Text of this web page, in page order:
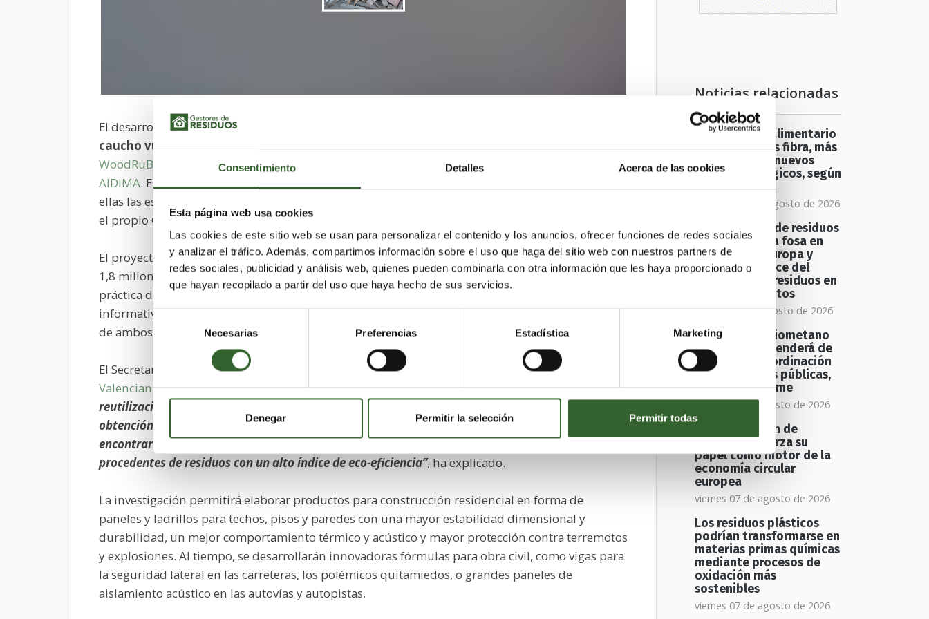
Consentimiento Detalles Acerca de las cookies
Esta página web usa cookies
Las cookies de este sitio web se usan para personalizar el contenido y los anuncios, ofrecer funciones de redes sociales
y analizar el tráfico. Además, compartimos información sobre el uso que haga del sitio web con nuestros partners de
redes sociales, publicidad y análisis web, quienes pueden combinarla con otra información que les haya proporcionado o
que hayan recopilado a partir del uso que haya hecho de sus servicios.
Selección
consentimiento
Necesarias Preferencias Estadística Marketing
Denegar Permitir la selección Permitir todas
El desarrollo demateriales innovadore
caucho vulcanizado procedentes de los neumáticoses el principal objetivo del proyectoLife
WoodRuB coordinado por el Instituto Tecnológico del Mueble, Madera, Embalaje y Afines,
AIDIMA. Esta investigación reúne a diez entidades y empresas de siete países europeos, entre
ellas las españolas
el propio Centro Tecnológico AIDIMA.
El proyecto, financiado por la Dirección General de Medio Ambiente de la Comisión Europea con
1,8 millones, tiene una duración de 3 años divididos en ocho acciones directas para la puesta en
práctica de los objetivos de la investigación, que incluyen la elaboración de un compendio
informativo sobre las actuales tecnologías y procesos industriales de recuperación de los restos
de ambos productos, y el volumen de residuos, gestión y actual reutilización de los mismos.
El Secretario Autonómico de Relaciones con el Estado y la Unión Europea de laGeneralitat
Valenciana, Rafael Ripoll, ha asegurado durante la sesión inaugural del proyecto que“la
reutilización de los restos de madera junto con neumáticos desechados para la posterior
obtención de productos innovadores permitirá eliminar sustancias contaminantes y servirá para
encontrar nuevas oportunidades de negocio a través del desarrollo de nuevos materiales
procedentes de residuos con un alto índice de eco-eficiencia”, ha explicado.
La investigación permitirá elaborar productos para construcción residencial en forma de
paneles y ladrillos para techos, pisos y paredes con una mayor estabilidad dimensional y
durabilidad, un mejor comportamiento térmico y acústico y mayor protección contra terremotos
y explosiones. Al tiempo, se desarrollarán innovadoras fórmulas para obra civil, como vigas para
la seguridad lateral en las carreteras, los polémicos quitamiedos, o grandes paneles de
aislamiento acústico en las autovías y autopistas.
Noticias relacionadas
El packaging alimentario
del futuro: más fibra, más
circularidad y nuevos
retos tecnológicos, según
estudio
domingo 09 de agosto de 2026
Una tonelada de residuos
emerge de una fosa en
los Picos de Europa y
revela el alcance del
abandono de residuos en
espacios remotos
sábado 08 de agosto de 2026
El futuro del biometano
en Europa dependerá de
una mayor coordinación
entre políticas públicas,
según un informe
viernes 07 de agosto de 2026
La valorización de
residuos refuerza su
papel como motor de la
economía circular
europea
viernes 07 de agosto de 2026
Los residuos plásticos
podrían transformarse en
materias primas químicas
mediante procesos de
oxidación más
sostenibles
viernes 07 de agosto de 2026